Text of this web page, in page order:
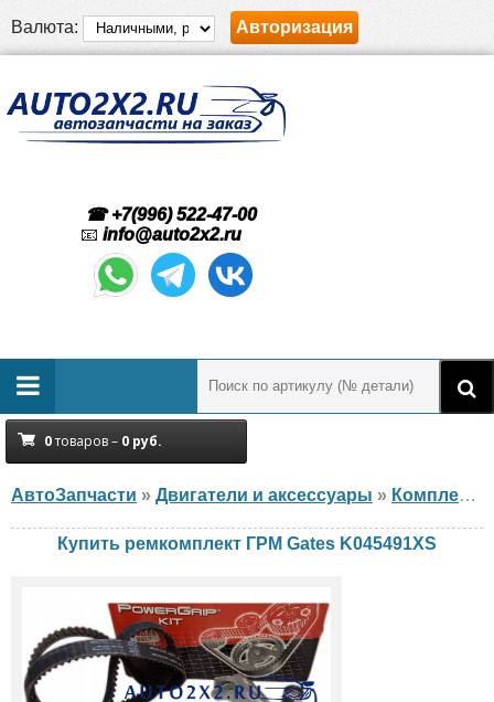
Валюта: Авторизация
☎ +7(996) 522-47-00
📧 info@auto2x2.ru
0товаров – 0 руб.
АвтоЗапчасти » Двигатели и аксессуары » Комплект ГРМ
Купить ремкомплект ГРМ Gates K045491XS